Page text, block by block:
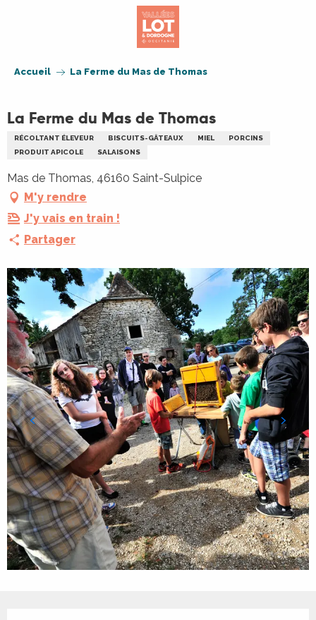
Accueil La Ferme du Mas de Thomas
La Ferme du Mas de Thomas
RÉCOLTANT ÉLEVEUR BISCUITS-GÂTEAUX MIEL
PORCINS
PRODUIT APICOLE
SALAISONS
Mas de Thomas, 46160 Saint-Sulpice
M'y rendre
J'y vais en train !
Partager